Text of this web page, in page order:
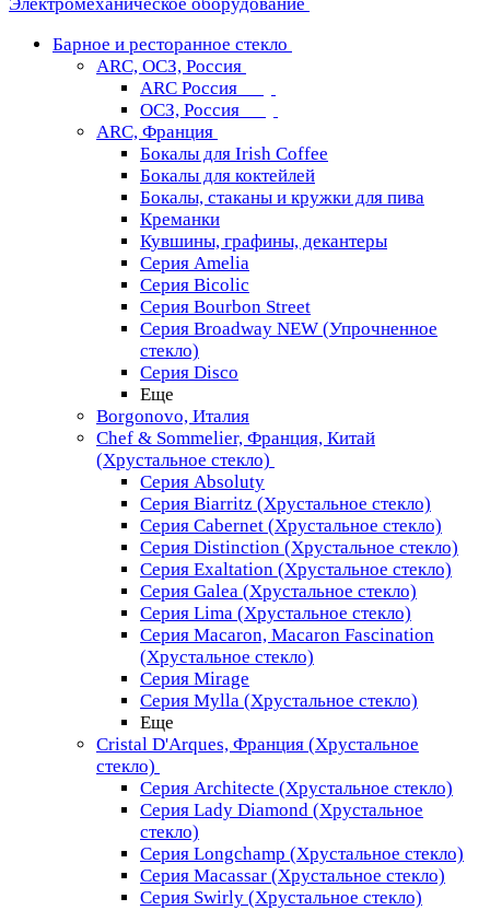
Барное и ресторанное стекло
ARC, ОСЗ, Россия
ARC Россия
ОСЗ, Россия
ARC, Франция
Бокалы для Irish Coffee
Бокалы для коктейлей
Бокалы, стаканы и кружки для пива
Креманки
Кувшины, графины, декантеры
Серия Amelia
Серия Bicolic
Серия Bourbon Street
Серия Broadway NEW (Упрочненное
стекло)
Серия Disco
Еще
Borgonovo, Италия
Chef & Sommelier, Франция, Китай
(Хрустальное стекло)
Серия Absoluty
Серия Biarritz (Хрустальное стекло)
Серия Cabernet (Хрустальное стекло)
Серия Distinction (Хрустальное стекло)
Серия Exaltation (Хрустальное стекло)
Серия Galea (Хрустальное стекло)
Серия Lima (Хрустальное стекло)
Серия Macaron, Macaron Fascination
(Хрустальное стекло)
Серия Mirage
Серия Mylla (Хрустальное стекло)
Еще
Cristal D'Arques, Франция (Хрустальное
стекло)
Серия Architecte (Хрустальное стекло)
Серия Lady Diamond (Хрустальное
стекло)
Серия Longchamp (Хрустальное стекло)
Серия Macassar (Хрустальное стекло)
Серия Swirly (Хрустальное стекло)